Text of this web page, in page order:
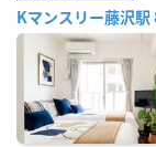
Kマンスリー藤沢